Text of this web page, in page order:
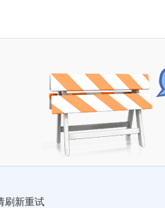
刷新重试